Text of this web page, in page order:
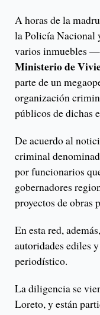
A horas de la
la Policía Nacional
varios inmuebles
Ministerio de
parte de un
organización
públicos de dichas
De acuerdo al
criminal
por funcionarios
gobernadores
proyectos de obras
En esta red,
autoridades ediles
periodístico.
La diligencia se
Loreto, y están